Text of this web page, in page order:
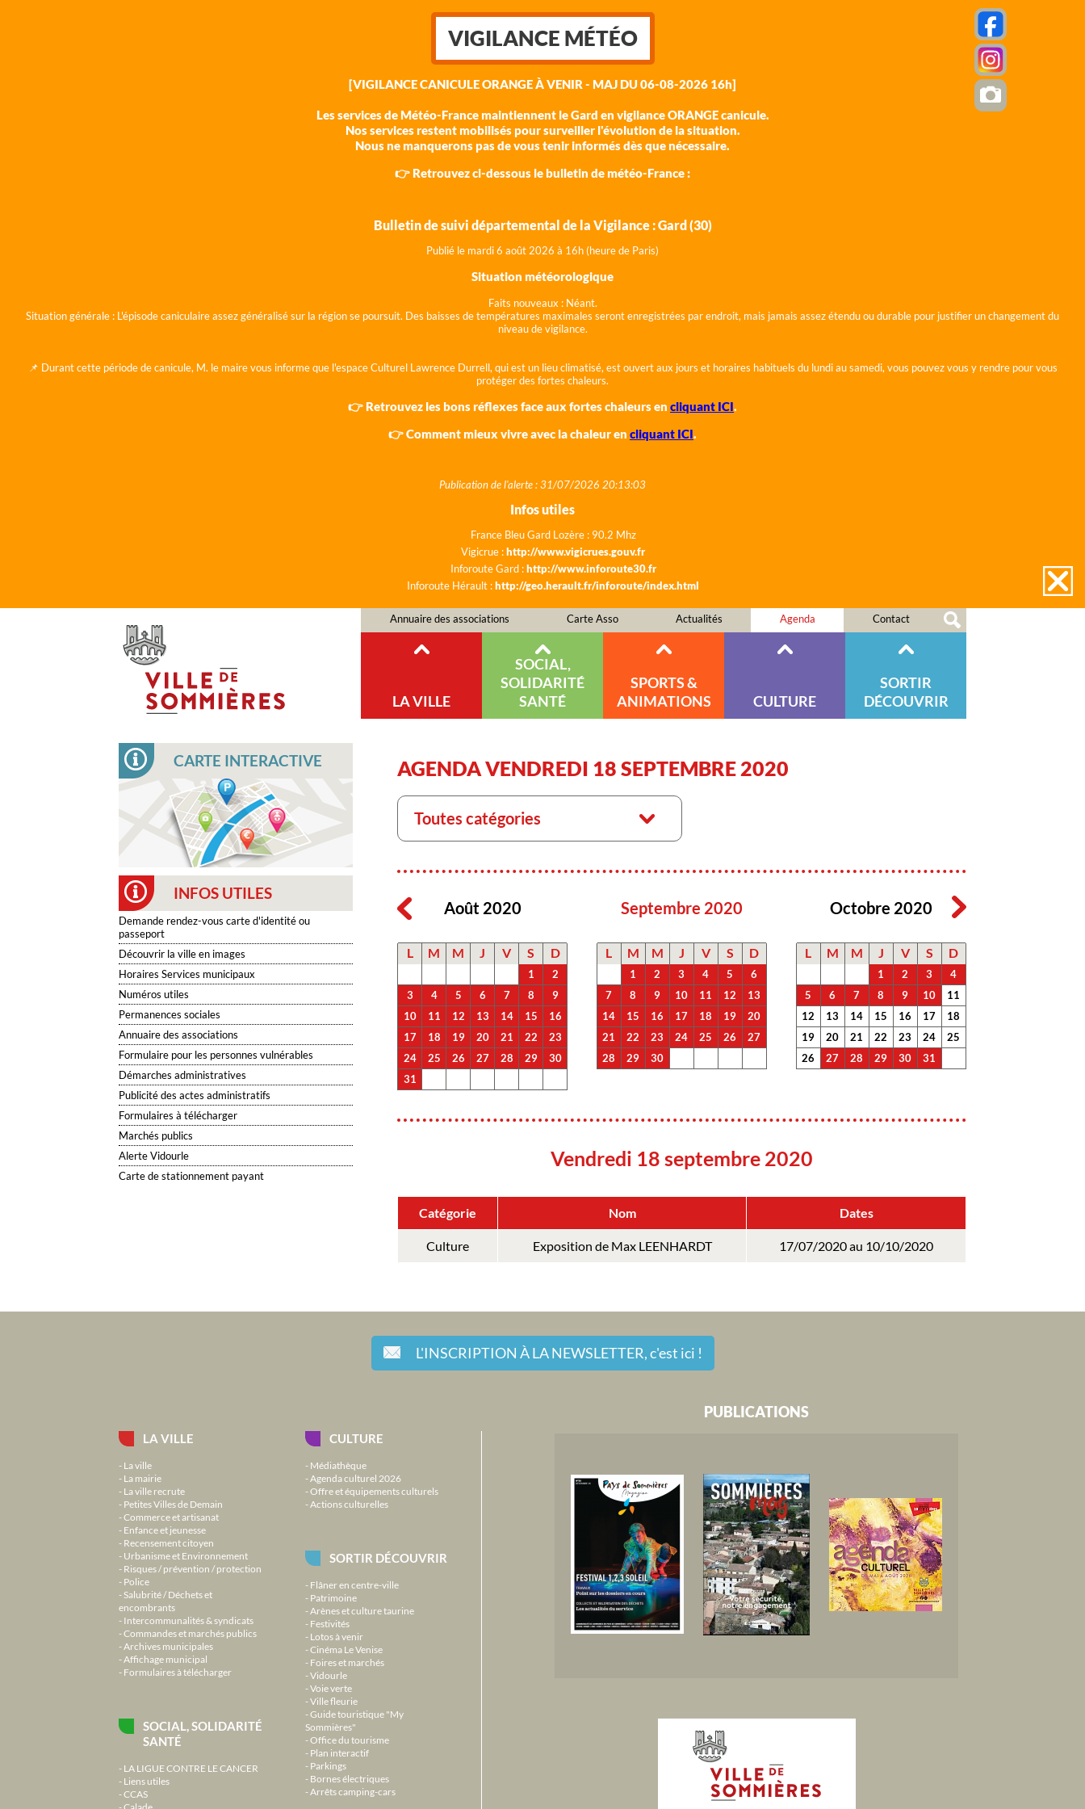
VIGILANCE MÉTÉO
[VIGILANCE CANICULE ORANGE À VENIR - MAJ DU 06-08-2026 16h]
Les services de Météo-France maintiennent le Gard en vigilance ORANGE canicule.
Nos services restent mobilisés pour surveiller l'évolution de la situation.
Nous ne manquerons pas de vous tenir informés dès que nécessaire.
👉 Retrouvez ci-dessous le bulletin de météo-France :
Bulletin de suivi départemental de la Vigilance : Gard (30)
Publié le mardi 6 août 2026 à 16h (heure de Paris)
Situation météorologique
Faits nouveaux : Néant.
Situation générale : L'épisode caniculaire assez généralisé sur la région se poursuit. Des baisses de températures maximales seront enregistrées par endroit, mais jamais assez étendu ou durable pour justifier un changement du
niveau de vigilance.
📌 Durant cette période de canicule, M. le maire vous informe que l'espace Culturel Lawrence Durrell, qui est un lieu climatisé, est ouvert aux jours et horaires habituels du lundi au samedi, vous pouvez vous y rendre pour vous
protéger des fortes chaleurs.
👉 Retrouvez les bons réflexes face aux fortes chaleurs en cliquant ICI.
👉 Comment mieux vivre avec la chaleur en cliquant ICI.
Publication de l'alerte : 31/07/2026 20:13:03
Infos utiles
France Bleu Gard Lozère : 90.2 Mhz
Vigicrue :http://www.vigicrues.gouv.fr
Inforoute Gard :http://www.inforoute30.fr
Inforoute Hérault :http://geo.herault.fr/inforoute/index.html
Annuaire des associations Carte Asso Actualités Agenda Contact
LA VILLE
SOCIAL,
SOLIDARITÉ
SANTÉ
SPORTS &
ANIMATIONS
CULTURE
SORTIR
DÉCOUVRIR
CARTE INTERACTIVE
INFOS UTILES
Demande rendez-vous carte d'identité ou
passeport
Découvrir la ville en images
Horaires Services municipaux
Numéros utiles
Permanences sociales
Annuaire des associations
Formulaire pour les personnes vulnérables
Démarches administratives
Publicité des actes administratifs
Formulaires à télécharger
Marchés publics
Alerte Vidourle
Carte de stationnement payant
AGENDA VENDREDI 18 SEPTEMBRE 2020
Toutes catégories
Août 2020
L M M J V S D
1
2
3
4 5 6 7 8
9
10
11 12 13 14 15
16
17
18 19 20 21 22
23
24
25 26 27 28 29
30
31
Septembre 2020
L M M J V S D
1 2 3 4 5
6
7
8 9 10 11 12
13
14
15 16 17 18 19
20
21
22 23 24 25 26
27
28
29 30
Octobre 2020
L M M J V S D
1 2 3
4
5
6 7 8 9 10
11
12
13 14 15 16 17
18
19
20 21 22 23 24
25
26
27 28 29 30 31
Vendredi 18 septembre 2020
Catégorie Nom Dates
Culture Exposition de Max LEENHARDT 17/07/2020 au 10/10/2020
L'INSCRIPTION À LA NEWSLETTER,c'est ici !
LA VILLE
La ville
La mairie
La ville recrute
Petites Villes de Demain
Commerce et artisanat
Enfance et jeunesse
Recensement citoyen
Urbanisme et Environnement
Risques / prévention / protection
Police
Salubrité / Déchets et
encombrants
Intercommunalités & syndicats
Commandes et marchés publics
Archives municipales
Affichage municipal
Formulaires à télécharger
SOCIAL, SOLIDARITÉ
SANTÉ
LA LIGUE CONTRE LE CANCER
Liens utiles
CCAS
Calade
CULTURE
Médiathèque
Agenda culturel 2026
Offre et équipements culturels
Actions culturelles
SORTIR DÉCOUVRIR
Flâner en centre-ville
Patrimoine
Arènes et culture taurine
Festivités
Lotos à venir
Cinéma Le Venise
Foires et marchés
Vidourle
Voie verte
Ville fleurie
Guide touristique "My
Sommières"
Office du tourisme
Plan interactif
Parkings
Bornes électriques
Arrêts camping-cars
PUBLICATIONS